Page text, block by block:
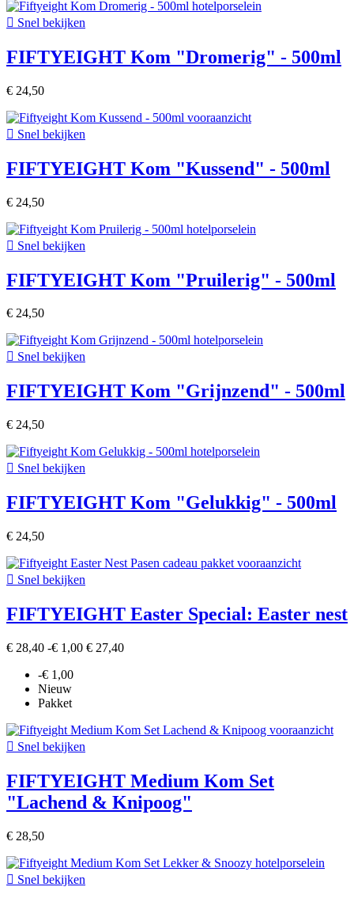
 Snel bekijken
FIFTYEIGHT Kom "Dromerig" - 500ml
€ 24,50
 Snel bekijken
FIFTYEIGHT Kom "Kussend" - 500ml
€ 24,50
 Snel bekijken
FIFTYEIGHT Kom "Pruilerig" - 500ml
€ 24,50
 Snel bekijken
FIFTYEIGHT Kom "Grijnzend" - 500ml
€ 24,50
 Snel bekijken
FIFTYEIGHT Kom "Gelukkig" - 500ml
€ 24,50
 Snel bekijken
FIFTYEIGHT Easter Special: Easter nest
€ 28,40 -€ 1,00 € 27,40
-€ 1,00
Nieuw
Pakket
 Snel bekijken
FIFTYEIGHT Medium Kom Set
"Lachend & Knipoog"
€ 28,50
 Snel bekijken